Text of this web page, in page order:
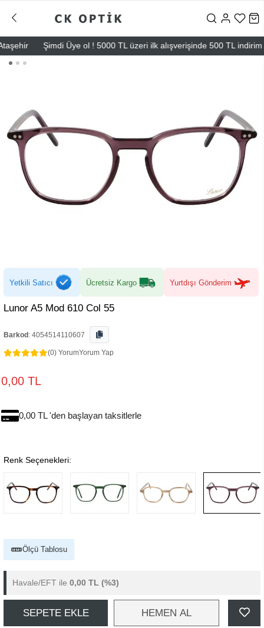
Şimdi Üye ol ! 5000 TL üzeri ilk alışverişinde 500 TL indirim
Yetkili Satıcı Ücretsiz Kargo Yurtdışı Gönderim
Lunor A5 Mod 610 Col 55
Barkod : 4054514110607
(0) YorumYorum Yap
0,00 TL
0,00 TL 'den başlayan taksitlerle
Renk Seçenekleri:
Ölçü Tablosu
Havale/EFT ile 0,00 TL (%3)
SEPETE EKLE HEMEN AL